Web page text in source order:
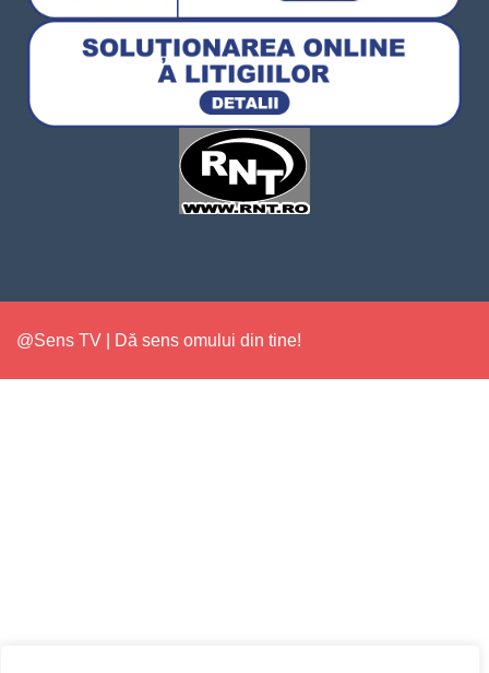
@Sens TV | Dă sens omului din tine!